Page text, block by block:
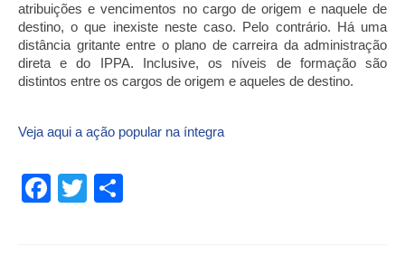
atribuições e vencimentos no cargo de origem e naquele de
destino, o que inexiste neste caso. Pelo contrário. Há uma
distância gritante entre o plano de carreira da administração
direta e do IPPA. Inclusive, os níveis de formação são
distintos entre os cargos de origem e aqueles de destino.
Veja aqui a ação popular na íntegra
Facebook
Twitter